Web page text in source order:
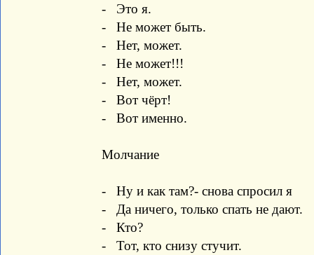
- Это я.
- Не может быть.
- Нет, может.
- Не может!!!
- Нет, может.
- Вот чёрт!
- Вот именно.
Молчание
- Ну и как там?- снова спросил я
- Да ничего, только спать не дают.
- Кто?
- Тот, кто снизу стучит.